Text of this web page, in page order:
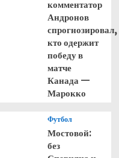
комментатор
Андронов
спрогнозировал,
кто одержит
победу в
матче
Канада —
Марокко
Футбол
Мостовой:
без